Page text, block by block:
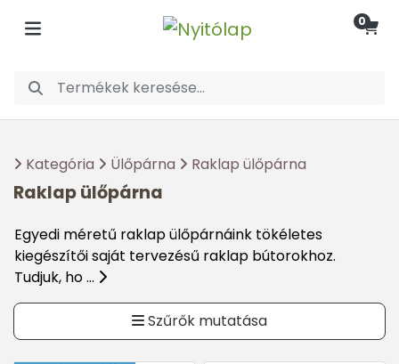
0
Kategória Ülőpárna Raklap ülőpárna
Raklap ülőpárna
Egyedi méretű raklap ülőpárnáink tökéletes
kiegészítői saját tervezésű raklap bútorokhoz.
Tudjuk, ho ...
Szűrők mutatása